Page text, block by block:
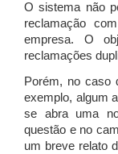
O sistema não
reclamação
empresa. O
reclamações
Porém, no caso
exemplo, algum
se abra uma
questão e no
um breve relato